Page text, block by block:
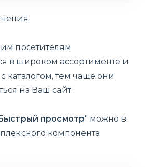
посетителям
в широком ассортименте и
каталогом, тем чаще они
на Ваш сайт.
Быстрый просмотр" можно в
компонента